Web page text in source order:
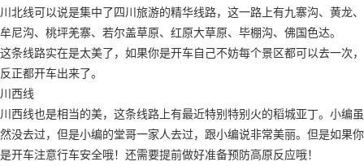
川北线可以说是集中了四川旅游的精华线路，这一路上有九寨沟、黄龙、
牟尼沟、桃坪羌寨、若尔盖草原、红原大草原、毕棚沟、佛国色达。
这条线路实在是太美了，如果你是开车自己不妨每个景区都可以去一次，
反正都开车出来了。
川西线
川西线也是相当的美，这条线路上有最近特别特别火的稻城亚丁。小编虽
然没去过，但是小编的堂哥一家人去过，跟小编说非常美丽。但是如果你
是开车注意行车安全哦！还需要提前做好准备预防高原反应哦！